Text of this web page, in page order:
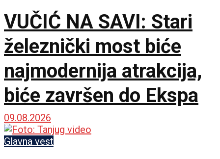
VUČIĆ NA SAVI: Stari
železnički most biće
najmodernija atrakcija,
biće završen do Ekspa
09.08.2026
Glavna vest